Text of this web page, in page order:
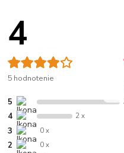
4
5 hodnotenie
5
4 2 x
3 0 x
2 0 x